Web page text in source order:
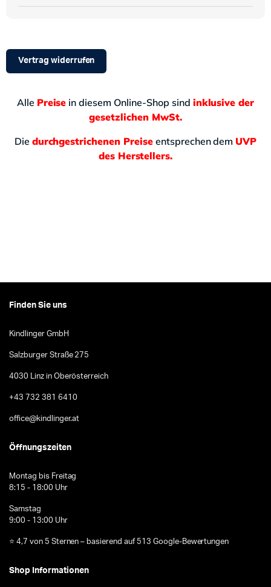
Vertrag widerrufen
Alle Preise in diesem Online-Shop sind inklusive der
gesetzlichen MwSt.
Die durchgestrichenen Preiseentsprechen dem UVP
des Herstellers.
Finden Sie uns
Kindlinger GmbH
Salzburger Straße 275
4030 Linz in Oberösterreich
+43 732 381 6410
office@kindlinger.at
Öffnungszeiten
Montag bis Freitag
8:15 - 18:00 Uhr
Samstag
9:00 - 13:00 Uhr
⭐ 4,7 von 5 Sternen – basierend auf 513 Google-Bewertungen
Shop Informationen